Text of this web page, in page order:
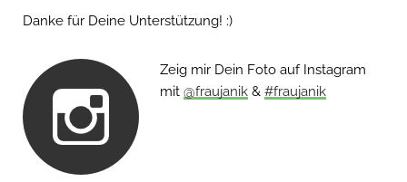
Danke für Deine Unterstützung! :)
Zeig mir Dein Foto auf Instagram
mit @fraujanik& #fraujanik